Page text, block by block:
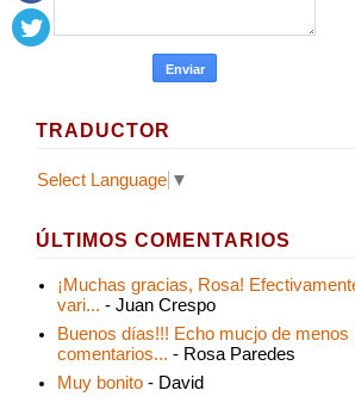
TRADUCTOR
Select Language ▼
ÚLTIMOS COMENTARIOS
¡Muchas gracias, Rosa!
vari... - Juan Crespo
Buenos días!!! Echo mucjo de menos
comentarios... - Rosa Paredes
Muy bonito - David